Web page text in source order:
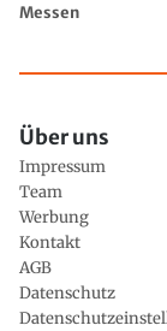
Messen
Über uns
Impressum
Team
Werbung
Kontakt
AGB
Datenschutz